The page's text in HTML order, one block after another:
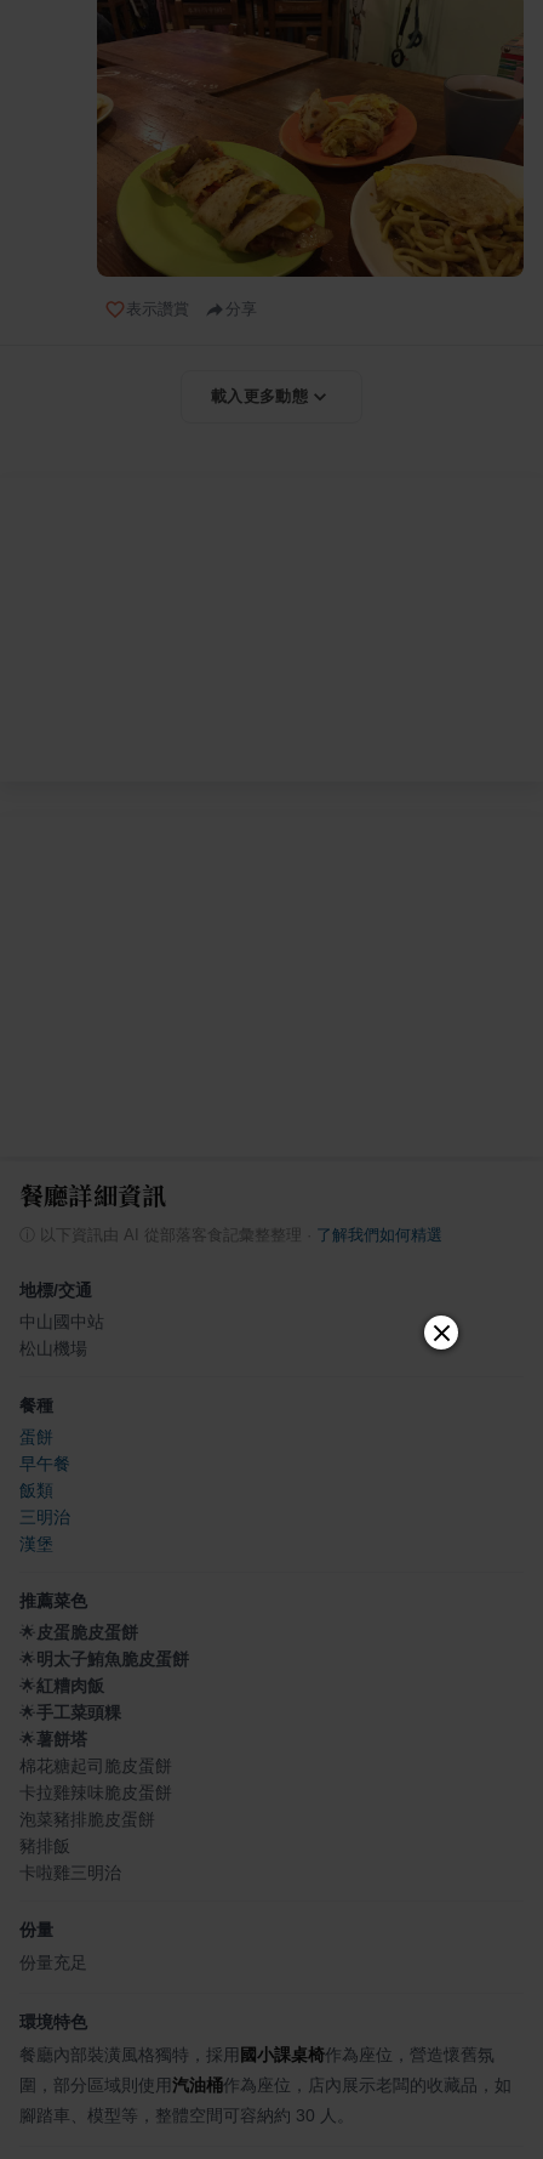
表示讚賞 分享
載入更多動態
餐廳詳細資訊
以下資訊由 AI 從部落客食記彙整整理 了解我們如何精選
地標/交通
中山國中站
松山機場
餐種
蛋餅
早午餐
飯類
三明治
漢堡
推薦菜色
🌟皮蛋脆皮蛋餅
🌟明太子鮪魚脆皮蛋餅
🌟紅糟肉飯
🌟手工菜頭粿
🌟薯餅塔
棉花糖起司脆皮蛋餅
卡拉雞辣味脆皮蛋餅
泡菜豬排脆皮蛋餅
豬排飯
卡啦雞三明治
份量
份量充足
環境特色
餐廳內部裝潢風格獨特，採用 國小課桌椅作為座位，營造懷舊氛
圍，部分區域則使用汽油桶作為座位，店內展示老闆的收藏品，如
腳踏車、模型等，整體空間可容納約 30 人。